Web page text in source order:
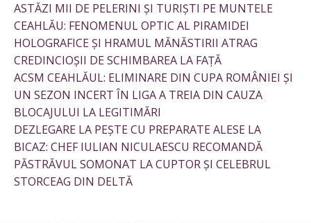
ASTĂZI MII DE PELERINI ȘI TURIȘTI PE MUNTELE
CEAHLĂU: FENOMENUL OPTIC AL PIRAMIDEI
HOLOGRAFICE ȘI HRAMUL MĂNĂSTIRII ATRAG
CREDINCIOȘII DE SCHIMBAREA LA FAȚĂ
ACSM CEAHLĂUL: ELIMINARE DIN CUPA ROMÂNIEI ȘI
UN SEZON INCERT ÎN LIGA A TREIA DIN CAUZA
BLOCAJULUI LA LEGITIMĂRI
DEZLEGARE LA PEȘTE CU PREPARATE ALESE LA
BICAZ: CHEF IULIAN NICULAESCU RECOMANDĂ
PĂSTRĂVUL SOMONAT LA CUPTOR ȘI CELEBRUL
STORCEAG DIN DELTĂ